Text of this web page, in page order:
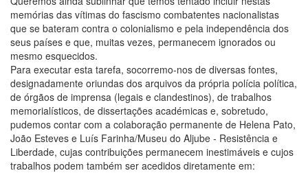
memórias das vítimas do fascismo combatentes nacionalistas
que se bateram contra o colonialismo e pela independência dos
seus países e que, muitas vezes, permanecem ignorados ou
mesmo esquecidos.
Para executar esta tarefa, socorremo-nos de diversas fontes,
designadamente oriundas dos arquivos da própria polícia política,
de órgãos de imprensa (legais e clandestinos), de trabalhos
memorialísticos, de dissertações académicas e, sobretudo,
pudemos contar com a colaboração permanente de Helena Pato,
João Esteves e Luís Farinha/Museu do Aljube - Resistência e
Liberdade, cujas contribuições permanecem inestimáveis e cujos
trabalhos podem também ser acedidos diretamente em: